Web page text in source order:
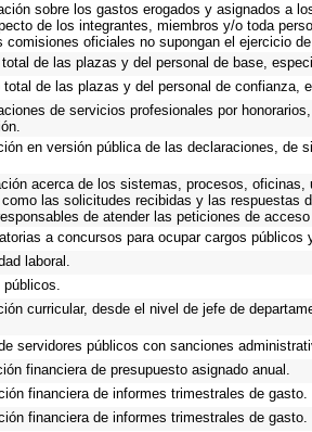
sobre los gastos erogados y asignados a
de los integrantes, miembros y/o toda
comisiones oficiales no supongan el ejercicio
de las plazas y del personal de base,
de las plazas y del personal de confianza,
de servicios profesionales por
en versión pública de las declaraciones, de
acerca de los sistemas, procesos,
las solicitudes recibidas y las respuestas
de atender las peticiones de acceso
a concursos para ocupar cargos públicos
laboral.
curricular, desde el nivel de jefe de
servidores públicos con sanciones
financiera de presupuesto asignado anual.
financiera de informes trimestrales de gasto.
financiera de informes trimestrales de gasto.